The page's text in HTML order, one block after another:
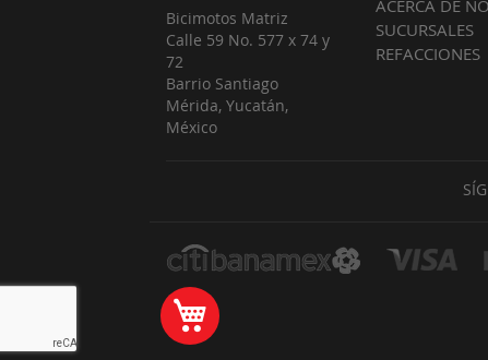
Mi Carrito
Bicimotos Matriz
Calle 59 No. 577 x 74 y
72
Barrio Santiago
Mérida, Yucatán,
México
ACERCA DE
SUCURSALES
REFACCIONES